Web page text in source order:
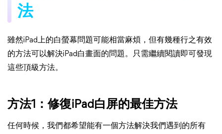
法
雖然iPad上的白螢幕問題可能相當麻煩，但有幾種行之有效
的方法可以解決iPad白畫面的問題。只需繼續閱讀即可發現
這些頂級方法。
方法1：修復iPad白屏的最佳方法
任何時候，我們都希望能有一個方法解決我們遇到的所有